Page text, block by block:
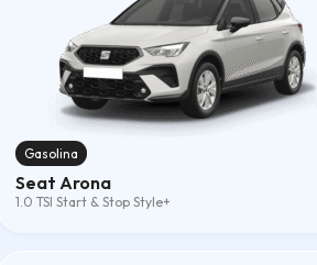
Gasolina
Seat Arona
1.0 TSI Start & Stop Style+